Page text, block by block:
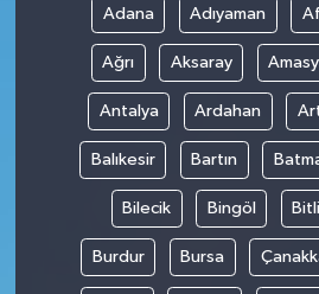
Adana Adıyaman
Ağrı Aksaray
Antalya Ardahan
Balıkesir Bartın
Bilecik Bingöl
Burdur Bursa